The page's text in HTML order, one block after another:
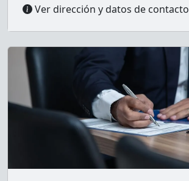
Ver dirección y datos de contacto